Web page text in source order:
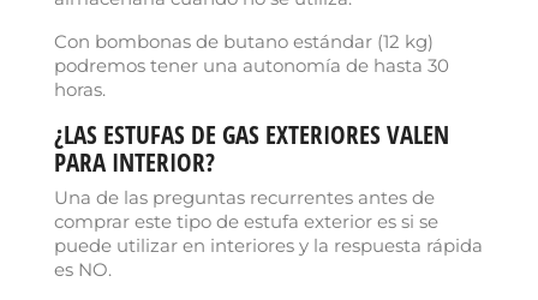
Con bombonas de butano estándar (12 kg)
podremos tener una autonomía de hasta 30
horas.
¿LAS ESTUFAS DE GAS EXTERIORES VALEN
PARA INTERIOR?
Una de las preguntas recurrentes antes de
comprar este tipo de estufa exterior es si se
puede utilizar en interiores y la respuesta rápida
es NO.